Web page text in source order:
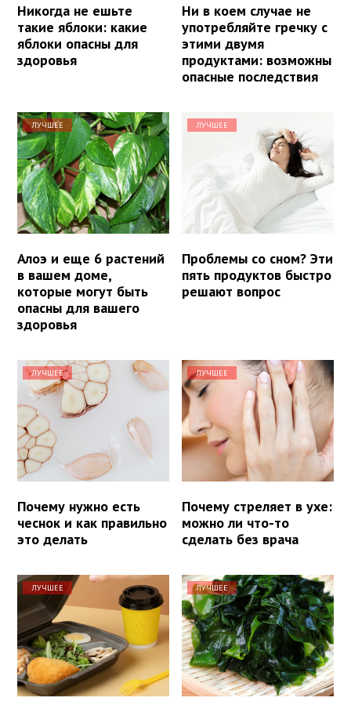
Никогда не ешьте
такие яблоки: какие
яблоки опасны для
здоровья
Ни в коем случае не
употребляйте гречку с
этими двумя
продуктами: возможны
опасные последствия
ЛУЧШЕЕ
Алоэ и еще 6 растений
в вашем доме,
которые могут быть
опасны для вашего
здоровья
ЛУЧШЕЕ
Проблемы со сном? Эти
пять продуктов быстро
решают вопрос
ЛУЧШЕЕ
Почему нужно есть
чеснок и как правильно
это делать
ЛУЧШЕЕ
Почему стреляет в ухе:
можно ли что-то
сделать без врача
ЛУЧШЕЕ ЛУЧШЕЕ